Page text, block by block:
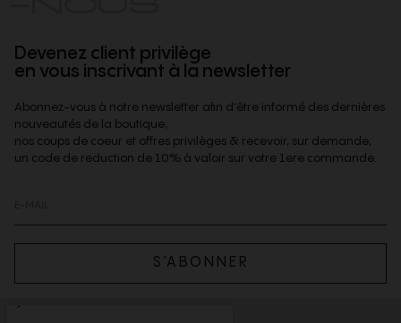
Devenez client privilège
en vous inscrivant à la newsletter
Abonnez-vous à notre newsletter afin d'être informé des dernières
nouveautés de la boutique,
nos coups de coeur et offres privilèges & recevoir, sur demande,
un code de reduction de 10% à valoir sur votre 1ere commande.
S’ABONNER